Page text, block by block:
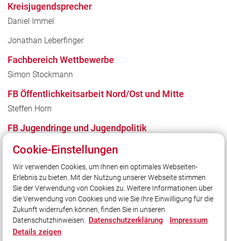
Kreisjugendsprecher
Daniel Immel
Jonathan Leberfinger
Fachbereich Wettbewerbe
Simon Stockmann
FB Öffentlichkeitsarbeit Nord/Ost und Mitte
Steffen Horn
FB Jugendringe und Jugendpolitik
Julia Rupkalvis
Cookie-Einstellungen
Wir verwenden Cookies, um Ihnen ein optimales Webseiten-
Erlebnis zu bieten. Mit der Nutzung unserer Webseite stimmen
Sie der Verwendung von Cookies zu. Weitere Informationen über
die Verwendung von Cookies und wie Sie Ihre Einwilligung für die
Zukunft widerrufen können, finden Sie in unseren
Datenschutzhinweisen. Datenschutzerklärung
Impressum
Details zeigen